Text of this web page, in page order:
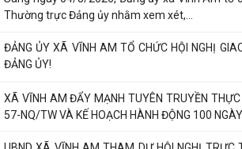
Sáng ngày 04/8/2026, Đảng ủy xã Vĩnh Am tổ
Thường trực Đảng ủy nhằm xem xét,...
ĐẢNG ỦY!
XÃ VĨNH AM ĐẨY MẠNH TUYÊN TRUYỀN THỰC
57-NQ/TW VÀ KẾ HOẠCH HÀNH ĐỘNG 100